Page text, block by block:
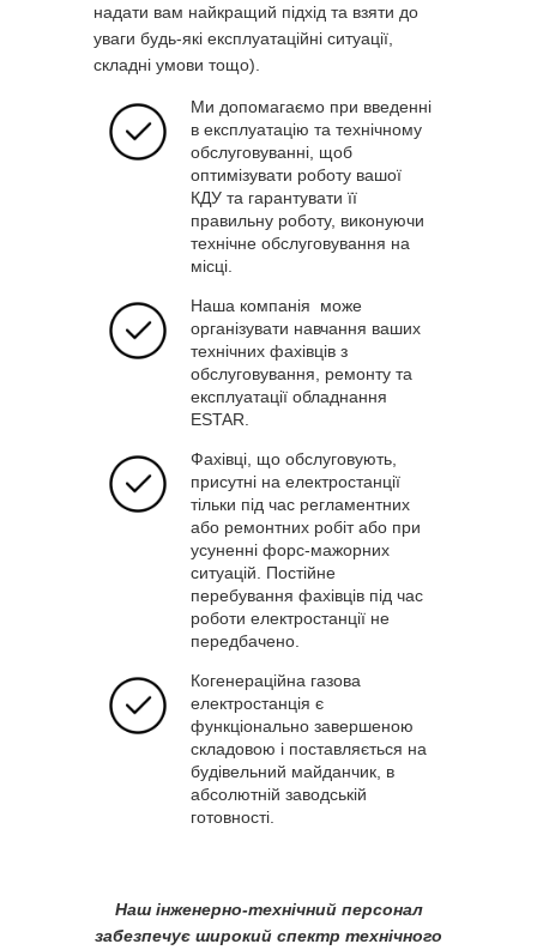
надати вам найкращий підхід та взяти до
уваги будь-які експлуатаційні ситуації,
складні умови тощо).
Ми допомагаємо при введенні
в експлуатацію та технічному
обслуговуванні, щоб
оптимізувати роботу вашої
КДУ та гарантувати її
правильну роботу, виконуючи
технічне обслуговування на
місці.
Наша компанія може
організувати навчання ваших
технічних фахівців з
обслуговування, ремонту та
експлуатації обладнання
ESTAR.
Фахівці, що обслуговують,
присутні на електростанції
тільки під час регламентних
або ремонтних робіт або при
усуненні форс-мажорних
ситуацій. Постійне
перебування фахівців під час
роботи електростанції не
передбачено.
Когенераційна газова
електростанція є
функціонально завершеною
складовою і поставляється на
будівельний майданчик, в
абсолютній заводській
готовності.
Наш інженерно-технічний персонал
забезпечує широкий спектр технічного